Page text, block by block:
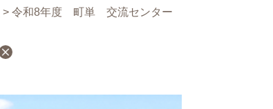
> 令和8年度 町単 交流センター